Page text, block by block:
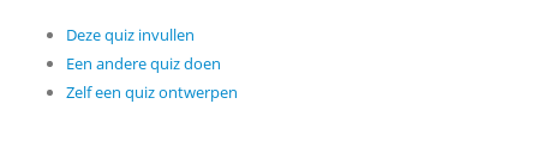
Deze quiz invullen
Een andere quiz doen
Zelf een quiz ontwerpen